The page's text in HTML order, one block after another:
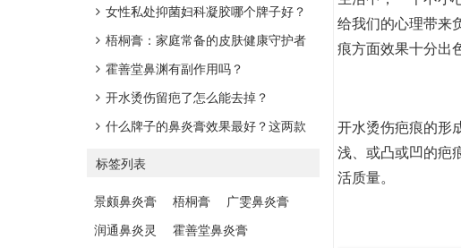
给我们的心理带来
痕方面效果十分出
开水烫伤疤痕的形
浅、或凸或凹的疤
活质量。
果好吗？
女性私处抑菌妇科凝胶哪个牌子好？
梧桐膏：家庭常备的皮肤健康守护者
霍善堂鼻渊有副作用吗？
开水烫伤留疤了怎么能去掉？
什么牌子的鼻炎膏效果最好？这两款
口碑之选值得一试
标签列表
景颇鼻炎膏 梧桐膏
广雯鼻炎膏
润通鼻炎灵
霍善堂鼻炎膏